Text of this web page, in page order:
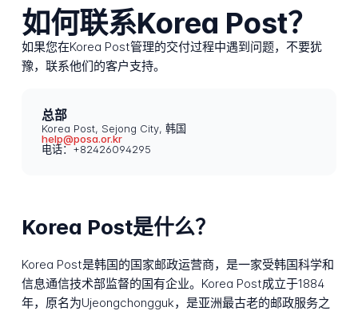
如何联系Korea Post？
如果您在Korea Post管理的交付过程中遇到问题，不要犹
豫，联系他们的客户支持。
总部
Korea Post, Sejong City, 韩国
help@posa.or.kr
电话：+82426094295
Korea Post是什么？
Korea Post是韩国的国家邮政运营商，是一家受韩国科学和
信息通信技术部监督的国有企业。Korea Post成立于1884
年，原名为Ujeongchongguk，是亚洲最古老的邮政服务之